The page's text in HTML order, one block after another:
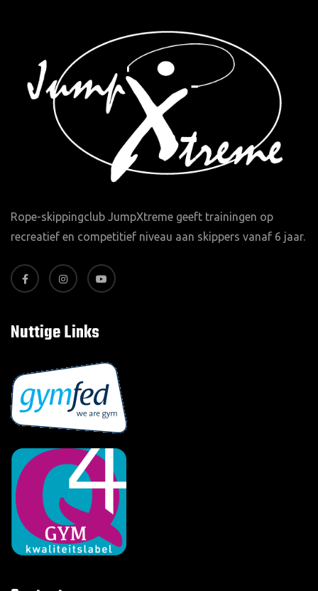
Rope-skippingclub JumpXtreme geeft trainingen op
recreatief en competitief niveau aan skippers vanaf 6 jaar.
Nuttige Links